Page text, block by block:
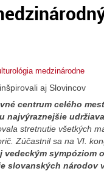
medzinárodne
aj Slovincov
centrum celého
najvýraznejšie
stretnutie všetkých
Zúčastnil sa na VI.
vedeckým sympóziom
slovanských národov